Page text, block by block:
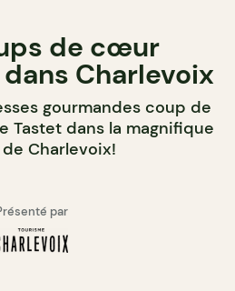
de cœur
Charlevoix
gourmandes coup de
dans la magnifique
Charlevoix!
par